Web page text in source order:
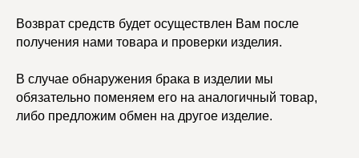
Возврат средств будет осуществлен Вам после
получения нами товара и проверки изделия.
В случае обнаружения брака в изделии мы
обязательно поменяем его на аналогичный товар,
либо предложим обмен на другое изделие.
Сеты
Возврат и гарантия
Сертификаты
Магазины
Трансформеры